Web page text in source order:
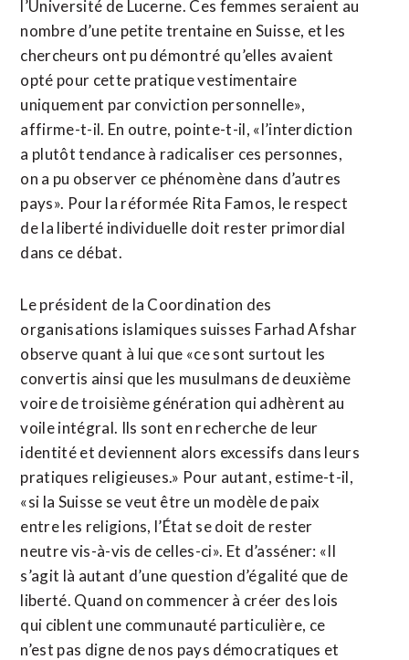
l’Université de Lucerne. Ces femmes seraient au
nombre d’une petite trentaine en Suisse, et les
chercheurs ont pu démontré qu’elles avaient
opté pour cette pratique vestimentaire
uniquement par conviction personnelle»,
affirme-t-il. En outre, pointe-t-il, «l’interdiction
a plutôt tendance à radicaliser ces personnes,
on a pu observer ce phénomène dans d’autres
pays». Pour la réformée Rita Famos, le respect
de la liberté individuelle doit rester primordial
dans ce débat.
Le président de la Coordination des
organisations islamiques suisses Farhad Afshar
observe quant à lui que «ce sont surtout les
convertis ainsi que les musulmans de deuxième
voire de troisième génération qui adhèrent au
voile intégral. Ils sont en recherche de leur
identité et deviennent alors excessifs dans leurs
pratiques religieuses.» Pour autant, estime-t-il,
«si la Suisse se veut être un modèle de paix
entre les religions, l’État se doit de rester
neutre vis-à-vis de celles-ci». Et d’asséner: «Il
s’agit là autant d’une question d’égalité que de
liberté. Quand on commencer à créer des lois
qui ciblent une communauté particulière, ce
n’est pas digne de nos pays démocratiques et